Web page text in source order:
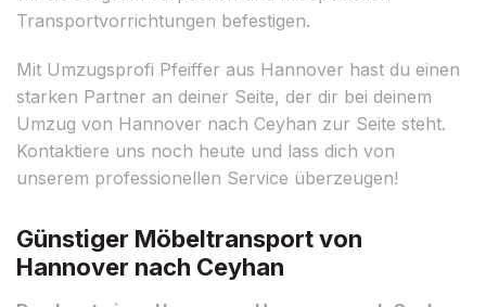
Transportvorrichtungen befestigen.
Mit Umzugsprofi Pfeiffer aus Hannover hast du einen
starken Partner an deiner Seite, der dir bei deinem
Umzug von Hannover nach Ceyhan zur Seite steht.
Kontaktiere uns noch heute und lass dich von
unserem professionellen Service überzeugen!
Günstiger Möbeltransport von
Hannover nach Ceyhan